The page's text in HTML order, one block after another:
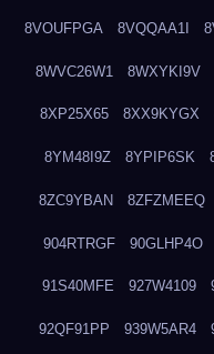
8VOUFPGA 8VQQAA1I
8WVC26W1 8WXYKI9V
8XP25X65 8XX9KYGX
8YM48I9Z 8YPIP6SK
8ZC9YBAN 8ZFZMEEQ
904RTRGF 90GLHP4O
91S40MFE 927W4109
92QF91PP 939W5AR4